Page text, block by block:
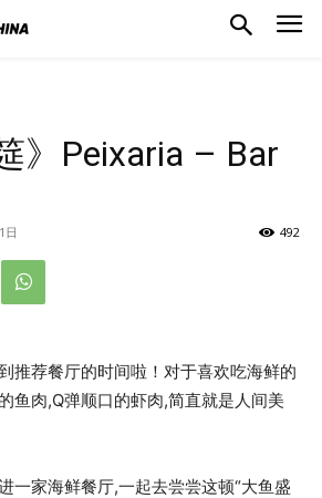
》Peixaria – Bar
日 492
推荐餐厅的时间啦！对于喜欢吃海鲜的
鱼肉,Q弹顺口的虾肉,简直就是人间美
一家海鲜餐厅,一起去尝尝这顿“大鱼盛